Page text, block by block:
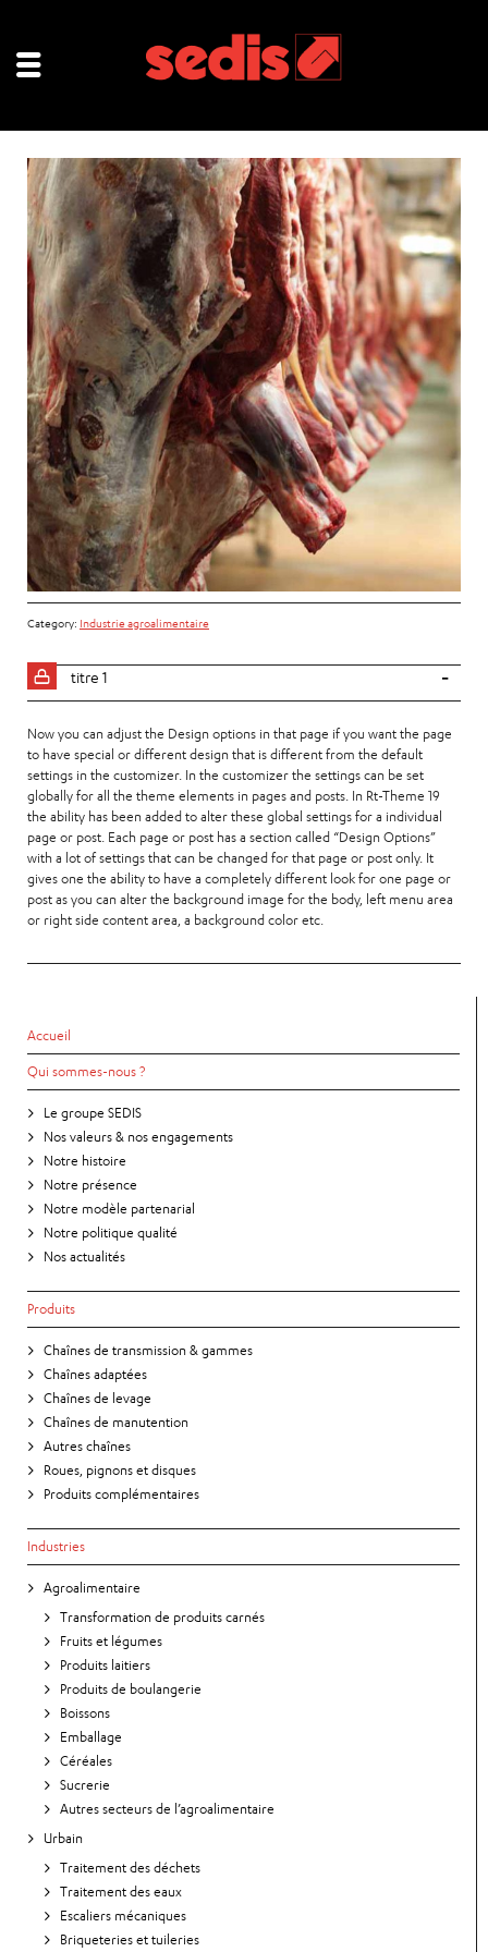
Category: Industrie agroalimentaire
titre 1
Now you can adjust the Design options in that page if you want the page
to have special or different design that is different from the default
settings in the customizer. In the customizer the settings can be set
globally for all the theme elements in pages and posts. In Rt-Theme 19
the ability has been added to alter these global settings for a individual
page or post. Each page or post has a section called “Design Options”
with a lot of settings that can be changed for that page or post only. It
gives one the ability to have a completely different look for one page or
post as you can alter the background image for the body, left menu area
or right side content area, a background color etc.
Accueil
Qui sommes-nous ?
Le groupe SEDIS
Nos valeurs & nos engagements
Notre histoire
Notre présence
Notre modèle partenarial
Notre politique qualité
Nos actualités
Produits
Chaînes de transmission & gammes
Chaînes adaptées
Chaînes de levage
Chaînes de manutention
Autres chaînes
Roues, pignons et disques
Produits complémentaires
Industries
Agroalimentaire
Transformation de produits carnés
Fruits et légumes
Produits laitiers
Produits de boulangerie
Boissons
Emballage
Céréales
Sucrerie
Autres secteurs de l’agroalimentaire
Urbain
Traitement des déchets
Traitement des eaux
Escaliers mécaniques
Briqueteries et tuileries